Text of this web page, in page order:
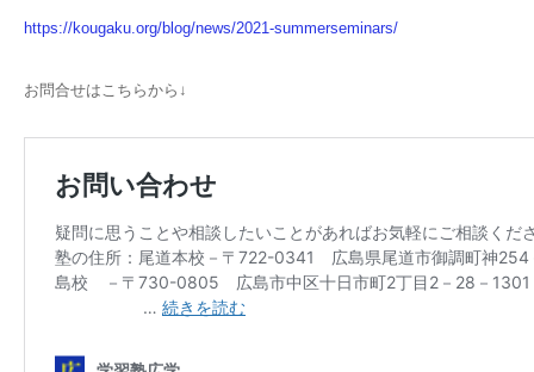
https://kougaku.org/blog/news/2021-summerseminars/
お問合せはこちらから↓